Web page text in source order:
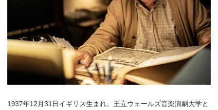
1937年12月31日イギリス生まれ。王立ウェールズ音楽演劇大学と